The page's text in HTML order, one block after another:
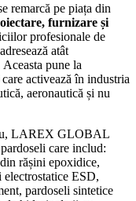
remarcă pe piața din
furnizare și
profesionale de
atât
pune la
activează în industria
aeronautică și nu
LAREX GLOBAL
care includ:
rășini epoxidice,
ESD,
pardoseli sintetice